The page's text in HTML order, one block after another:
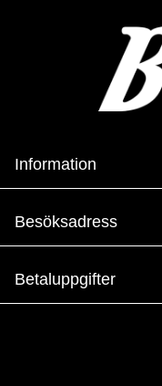
Information
Besöksadress
Betaluppgifter